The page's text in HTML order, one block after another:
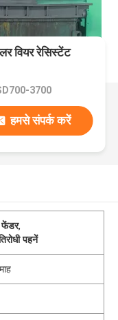
वियर रेसिस्टेंट
3700
हमसे संपर्क करें
फेंडर,
पहनें